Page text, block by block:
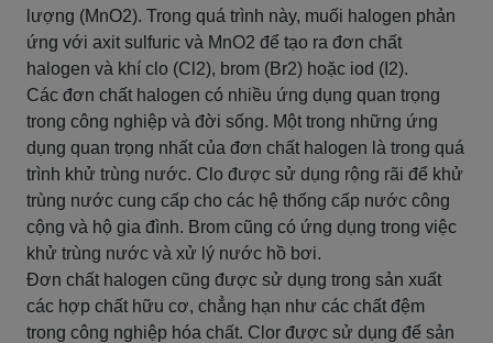
lượng (MnO2). Trong quá trình này, muối halogen phản
ứng với axit sulfuric và MnO2 để tạo ra đơn chất
halogen và khí clo (Cl2), brom (Br2) hoặc iod (I2).
Các đơn chất halogen có nhiều ứng dụng quan trọng
trong công nghiệp và đời sống. Một trong những ứng
dụng quan trọng nhất của đơn chất halogen là trong quá
trình khử trùng nước. Clo được sử dụng rộng rãi để khử
trùng nước cung cấp cho các hệ thống cấp nước công
cộng và hộ gia đình. Brom cũng có ứng dụng trong việc
khử trùng nước và xử lý nước hồ bơi.
Đơn chất halogen cũng được sử dụng trong sản xuất
các hợp chất hữu cơ, chẳng hạn như các chất đệm
trong công nghiệp hóa chất. Clor được sử dụng để sản